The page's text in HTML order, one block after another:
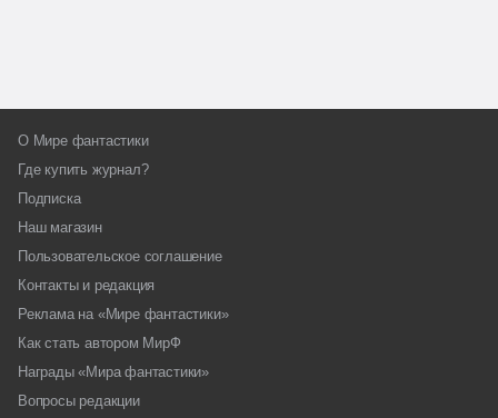
О Мире фантастики
Где купить журнал?
Подписка
Наш магазин
Пользовательское соглашение
Контакты и редакция
Реклама на «Мире фантастики»
Как стать автором МирФ
Награды «Мира фантастики»
Вопросы редакции